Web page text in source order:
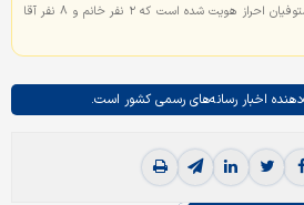
نفر از متوفیان احراز هویت شده است که ۲ نفر خانم و ۸ نفر آقا
اخبار رسانه‌های رسمی کشور است.